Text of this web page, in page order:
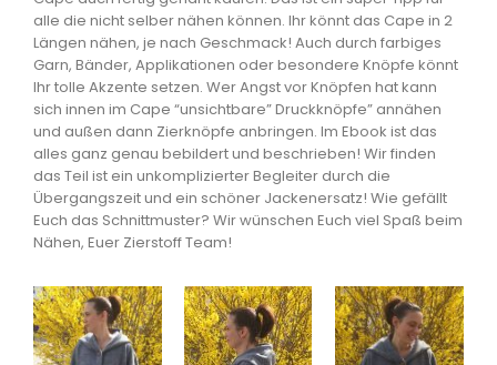
alle die nicht selber nähen können. Ihr könnt das Cape in 2
Längen nähen, je nach Geschmack! Auch durch farbiges
Garn, Bänder, Applikationen oder besondere Knöpfe könnt
Ihr tolle Akzente setzen. Wer Angst vor Knöpfen hat kann
sich innen im Cape “unsichtbare” Druckknöpfe” annähen
und außen dann Zierknöpfe anbringen. Im Ebook ist das
alles ganz genau bebildert und beschrieben! Wir finden
das Teil ist ein unkomplizierter Begleiter durch die
Übergangszeit und ein schöner Jackenersatz! Wie gefällt
Euch das Schnittmuster? Wir wünschen Euch viel Spaß beim
Nähen, Euer Zierstoff Team!